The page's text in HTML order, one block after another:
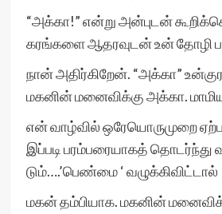
“அக்கா!” என்று அன்புடன்
கரங்களை ஆதரவுடன் உன் தோழி
நான் அதிர்கிறேன். “அக்கா”
மகனின் மனைவிக்கு அக்கா.
என் வாழ்வில் ஒரேயொருமுறை
இப்படி பரம்பரையாகத்
டும்….’பெண்மை ‘ வழுக்கிவிட்டால்
மகன் தம்பியாக. மகனின்